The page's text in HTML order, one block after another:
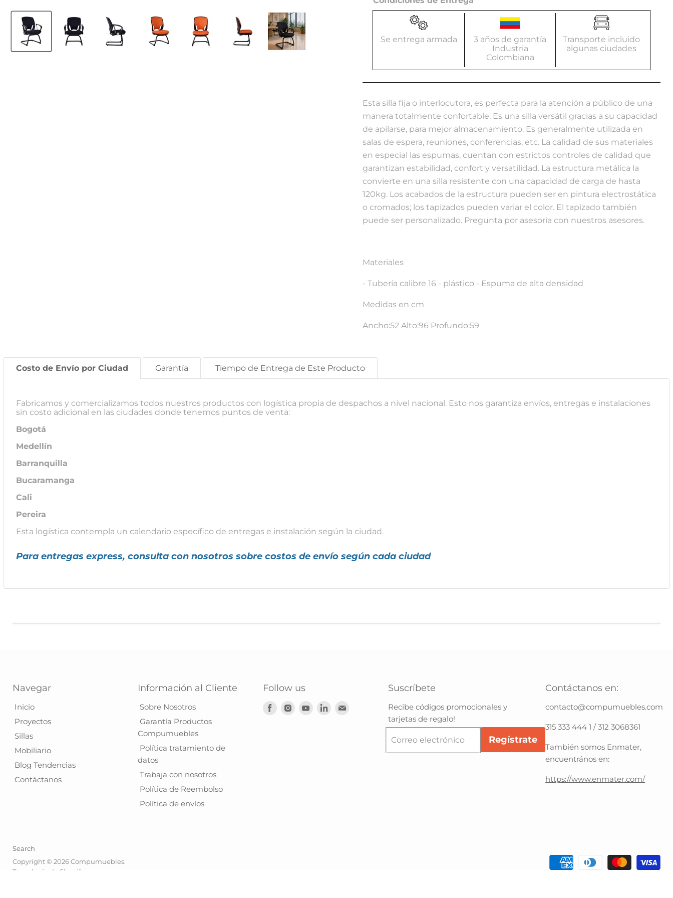
Se entrega armada
3 años de garantía
Industria
Colombiana
Transporte incluido
algunas ciudades
Esta silla fija o interlocutora, es perfecta para la atención a público de una
manera totalmente confortable. Es una silla versátil gracias a su capacidad
de apilarse, para mejor almacenamiento. Es generalmente utilizada en
salas de espera, reuniones, conferencias, etc. La calidad de sus materiales
en especial las espumas, cuentan con estrictos controles de calidad que
garantizan estabilidad, confort y versatilidad. La estructura metálica la
convierte en una silla resistente con una capacidad de carga de hasta
120kg. Los acabados de la estructura pueden ser en pintura electrostática
o cromados; los tapizados pueden variar el color. El tapizado también
puede ser personalizado. Pregunta por asesoría con nuestros asesores.
Materiales
- Tubería calibre 16 - plástico - Espuma de alta densidad
Medidas en cm
Ancho:52 Alto:96 Profundo:59
Costo de Envío por Ciudad
Fabricamos y comercializamos todos nuestros productos con logística propia de despachos a nivel nacional. Esto nos garantiza envíos, entregas e instalaciones
sin costo adicional en las ciudades donde tenemos puntos de venta:
Bogotá
Medellín
Barranquilla
Bucaramanga
Cali
Pereira
Esta logística contempla un calendario específico de entregas e instalación según la ciudad.
Para entregas express, consulta con nosotros sobre costos de envío según cada ciudad
Garantía Tiempo de Entrega de Este Producto
Navegar
Inicio
Proyectos
Sillas
Mobiliario
Blog Tendencias
Contáctanos
Información al Cliente
Sobre Nosotros
Garantía Productos
Compumuebles
Política tratamiento de
datos
Trabaja con nosotros
Política de Reembolso
Política de envíos
Follow us
Encuéntranos
Encuéntranos
Encuéntranos
Encuéntranos
Encuéntranos
Suscríbete
Recibe códigos promocionales y
tarjetas de regalo!
Correo electrónico Regístrate
Contáctanos en:
contacto@compumuebles.com
315 333 444 1 / 312 3068361
También somos Enmater,
encuentrános en:
https://www.enmater.com/
Search
Copyright © 2026 Compumuebles.
Tecnología de Shopify